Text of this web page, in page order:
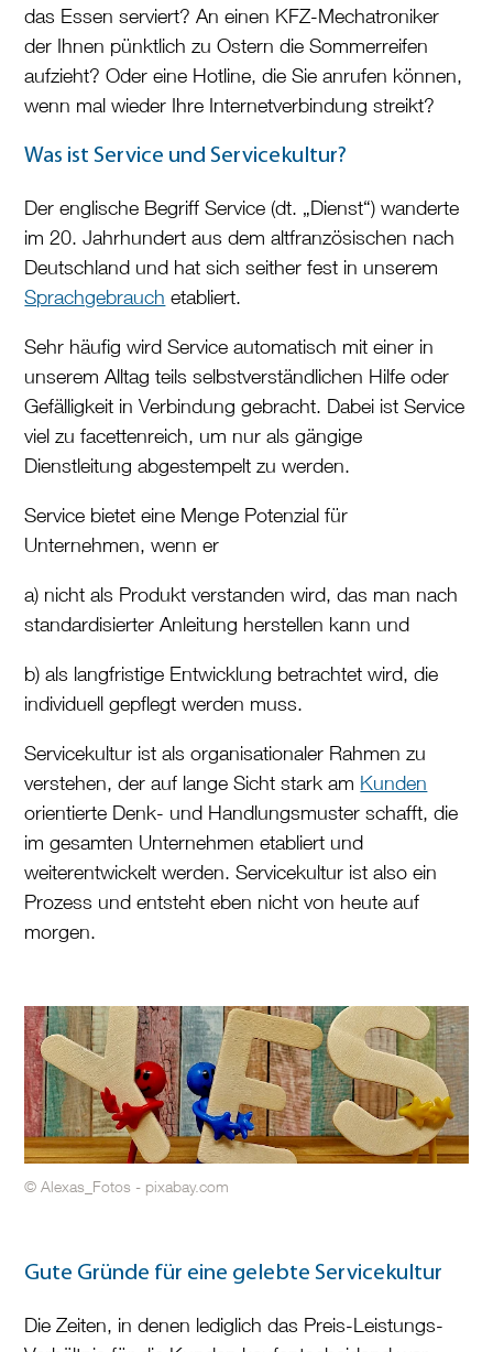
das Essen serviert? An einen KFZ-Mechatroniker
der Ihnen pünktlich zu Ostern die Sommerreifen
aufzieht? Oder eine Hotline, die Sie anrufen können,
wenn mal wieder Ihre Internetverbindung streikt?
Was ist Service und Servicekultur?
Der englische Begriff Service (dt. „Dienst“) wanderte
im 20. Jahrhundert aus dem altfranzösischen nach
Deutschland und hat sich seither fest in unserem
Sprachgebrauch etabliert.
Sehr häufig wird Service automatisch mit einer in
unserem Alltag teils selbstverständlichen Hilfe oder
Gefälligkeit in Verbindung gebracht. Dabei ist Service
viel zu facettenreich, um nur als gängige
Dienstleitung abgestempelt zu werden.
Service bietet eine Menge Potenzial für
Unternehmen, wenn er
a) nicht als Produkt verstanden wird, das man nach
standardisierter Anleitung herstellen kann und
b) als langfristige Entwicklung betrachtet wird, die
individuell gepflegt werden muss.
Servicekultur ist als organisationaler Rahmen zu
verstehen, der auf lange Sicht stark am Kunden
orientierte Denk- und Handlungsmuster schafft, die
im gesamten Unternehmen etabliert und
weiterentwickelt werden. Servicekultur ist also ein
Prozess und entsteht eben nicht von heute auf
morgen.
© Alexas_Fotos - pixabay.com
Gute Gründe für eine gelebte Servicekultur
Die Zeiten, in denen lediglich das Preis-Leistungs-